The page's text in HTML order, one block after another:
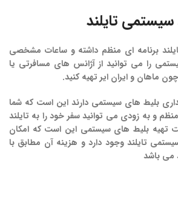
تایلند
برنامه ای منظم داشته و ساعات مشخصی
را می توانید از آژانس های مسافرتی یا
ماهان و ایران ایر تهیه کنید.
بلیط های سیستمی دارند این است که شما
و به زودی می توانید سفر خود را به تایلند
تهیه بلیط های سیستمی این است که امکان
تایلند وجود دارد و هزینه آن مطابق با
می باشد